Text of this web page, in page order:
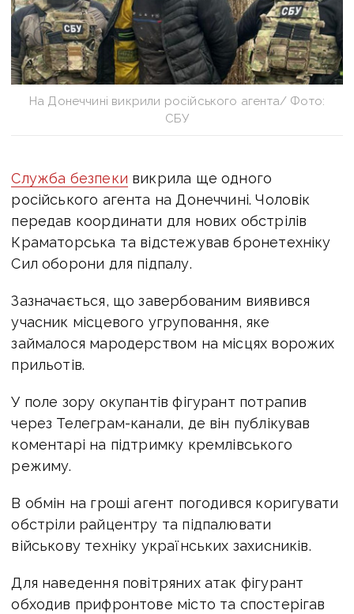
На Донеччині викрили російського агента/ Фото:
СБУ
Служба безпеки викрила ще одного
російського агента на Донеччині. Чоловік
передав координати для нових обстрілів
Краматорська та відстежував бронетехніку
Сил оборони для підпалу.
Зазначається, що завербованим виявився
учасник місцевого угруповання, яке
займалося мародерством на місцях ворожих
прильотів.
У поле зору окупантів фігурант потрапив
через Телеграм-канали, де він публікував
коментарі на підтримку кремлівського
режиму.
В обмін на гроші агент погодився коригувати
обстріли райцентру та підпалювати
військову техніку українських захисників.
Для наведення повітряних атак фігурант
обходив прифронтове місто та спостерігав